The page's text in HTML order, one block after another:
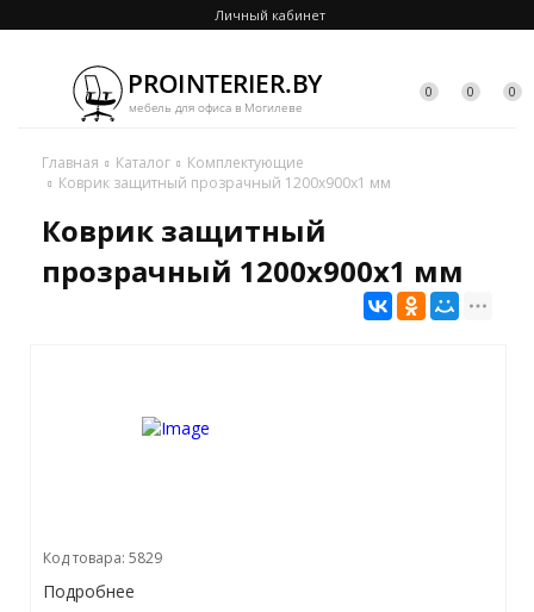
Личный кабинет
0 0 0
Главная Каталог
Комплектующие
Коврик защитный прозрачный 1200х900х1 мм
Коврик защитный
прозрачный 1200х900х1 мм
Код товара: 5829
Подробнее